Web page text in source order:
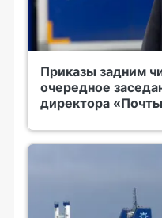
Приказы задним
очередное
директора